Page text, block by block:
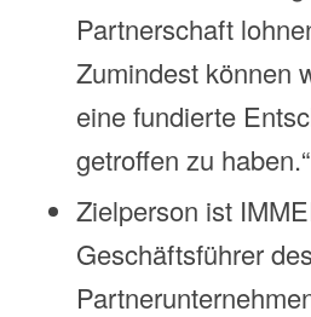
Partnerschaft
Zumindest können
eine fundierte
getroffen zu haben.“
Zielperson ist
Geschäftsführer des